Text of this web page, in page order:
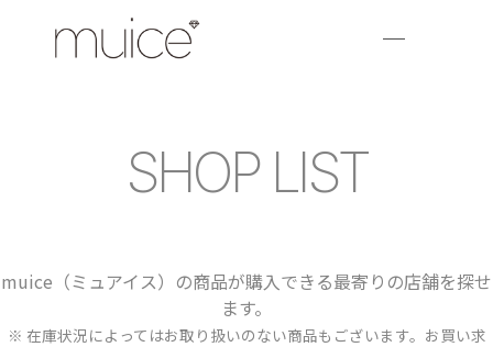
SHOP LIST
muice（ミュアイス）の商品が購入できる最寄りの店舗を探せ
ます。
※ 在庫状況によってはお取り扱いのない商品もございます。お買い求